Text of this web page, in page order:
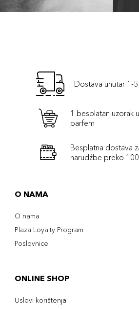
Dostava unutar 1-
1 besplatan uzorak
parfem
Besplatna dostava
narudźbe preko
O NAMA
O nama
Plaza Loyalty Program
Poslovnice
ONLINE SHOP
Uslovi korištenja